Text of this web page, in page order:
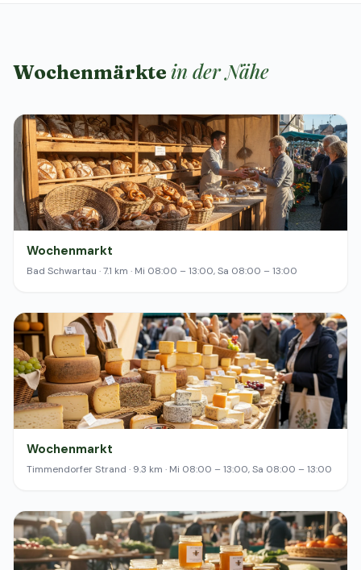
Wochenmärkte in der Nähe
Wochenmarkt
Bad Schwartau · 7.1 km · Mi 08:00 – 13:00, Sa 08:00 – 13:00
Wochenmarkt
Timmendorfer Strand · 9.3 km · Mi 08:00 – 13:00, Sa 08:00 – 13:00